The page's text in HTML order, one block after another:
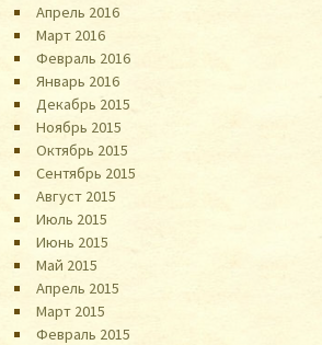
Апрель 2016
Март 2016
Февраль 2016
Январь 2016
Декабрь 2015
Ноябрь 2015
Октябрь 2015
Сентябрь 2015
Август 2015
Июль 2015
Июнь 2015
Май 2015
Апрель 2015
Март 2015
Февраль 2015